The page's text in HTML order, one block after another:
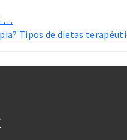
…
Tipos de dietas